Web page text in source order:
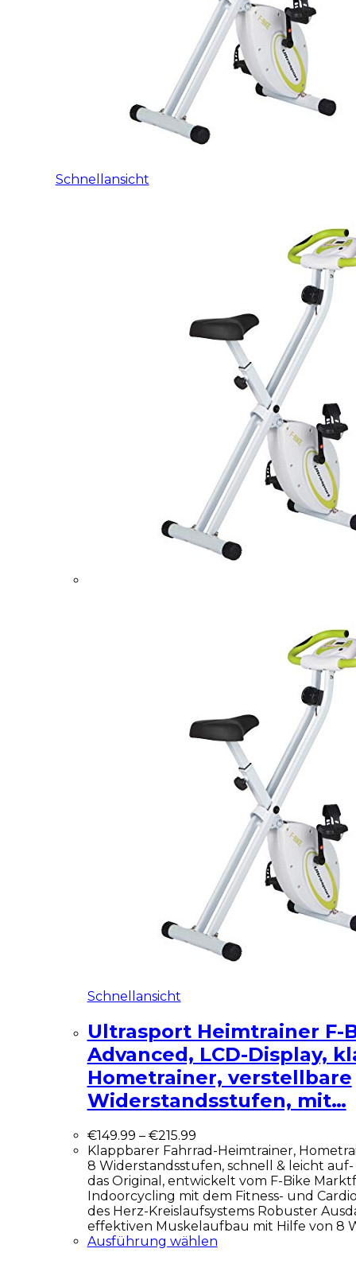
Schnellansicht
Schnellansicht
Ultrasport Heimtrainer F-
Advanced, LCD-Display,
Hometrainer, verstellbare
Widerstandsstufen, mit…
€149.99 – €215.99
Klappbarer Fahrrad-Heimtrainer,
8 Widerstandsstufen, schnell & leicht
das Original, entwickelt vom F-Bike
Indoorcycling mit dem Fitness- und
des Herz-Kreislaufsystems Robuster
effektiven Muskelaufbau mit Hilfe von 8
Ausführung wählen